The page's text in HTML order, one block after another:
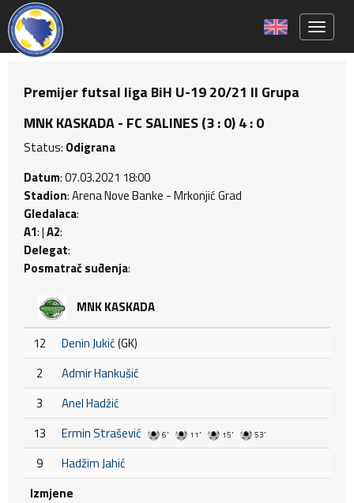
Premijer futsal liga BiH U-19 20/21 II Grupa
MNK KASKADA - FC SALINES (3 : 0) 4 : 0
Status: Odigrana
Datum: 07.03.2021 18:00
Stadion: Arena Nove Banke - Mrkonjić Grad
Gledalaca:
A1: |A2:
Delegat:
Posmatrač suđenja:
MNK KASKADA
12 Denin Jukić(GK)
2
Admir Hankušić
3
Anel Hadžić
13
Ermin Strašević 6' 11' 15' 53'
9
Hadžim Jahić
Izmjene